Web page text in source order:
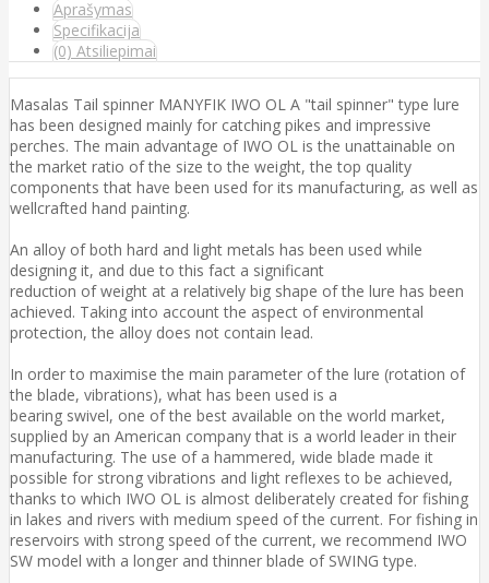
Aprašymas
Specifikacija
(0) Atsiliepimai
Masalas Tail spinner MANYFIK IWO OL A "tail spinner" type lure
has been designed mainly for catching pikes and impressive
perches. The main advantage of IWO OL is the unattainable on
the market ratio of the size to the weight, the top quality
components that have been used for its manufacturing, as well as
wellcrafted hand painting.
An alloy of both hard and light metals has been used while
designing it, and due to this fact a significant
reduction of weight at a relatively big shape of the lure has been
achieved. Taking into account the aspect of environmental
protection, the alloy does not contain lead.
In order to maximise the main parameter of the lure (rotation of
the blade, vibrations), what has been used is a
bearing swivel, one of the best available on the world market,
supplied by an American company that is a world leader in their
manufacturing. The use of a hammered, wide blade made it
possible for strong vibrations and light reflexes to be achieved,
thanks to which IWO OL is almost deliberately created for fishing
in lakes and rivers with medium speed of the current. For fishing in
reservoirs with strong speed of the current, we recommend IWO
SW model with a longer and thinner blade of SWING type.